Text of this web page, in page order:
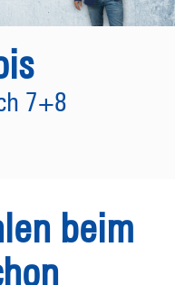
7+8
beim